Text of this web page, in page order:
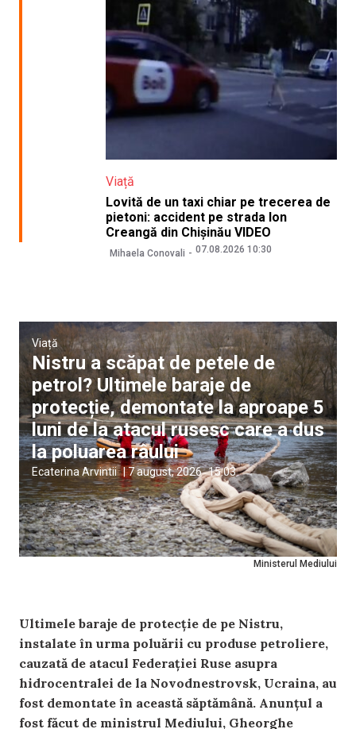
Viață
Lovită de un taxi chiar pe trecerea de
pietoni: accident pe strada Ion
Creangă din Chișinău VIDEO
Mihaela Conovali 07.08.2026 10:30
Ministerul Mediului
Viață
Nistru a scăpat de petele de
petrol? Ultimele baraje de
protecție, demontate la aproape 5
luni de la atacul rusesc care a dus
la poluarea râului
Ecaterina Arvintii |7 august, 2026 15:03
Ultimele baraje de protecție de pe Nistru,
instalate în urma poluării cu produse petroliere,
cauzată de atacul Federației Ruse asupra
hidrocentralei de la Novodnestrovsk, Ucraina, au
fost demontate în această săptămână. Anunțul a
fost făcut de ministrul Mediului, Gheorghe